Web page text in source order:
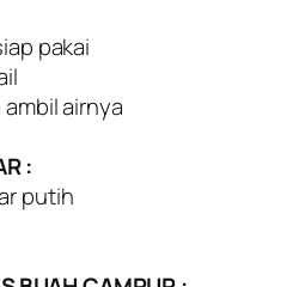
pakai
airnya
:
putih